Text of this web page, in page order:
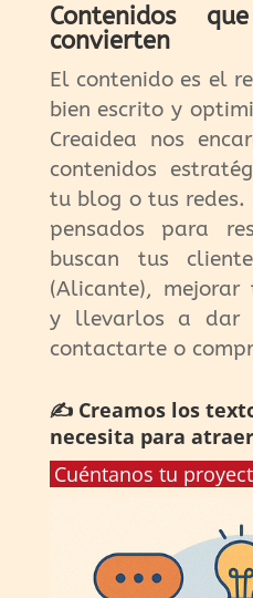
Contenidos
convierten
El contenido es el
bien escrito y
Creaidea nos
contenidos
tu blog o tus redes.
pensados para
buscan tus
(Alicante), mejorar
y llevarlos a dar
contactarte o
✍️ Creamos los
necesita para
Cuéntanos tu